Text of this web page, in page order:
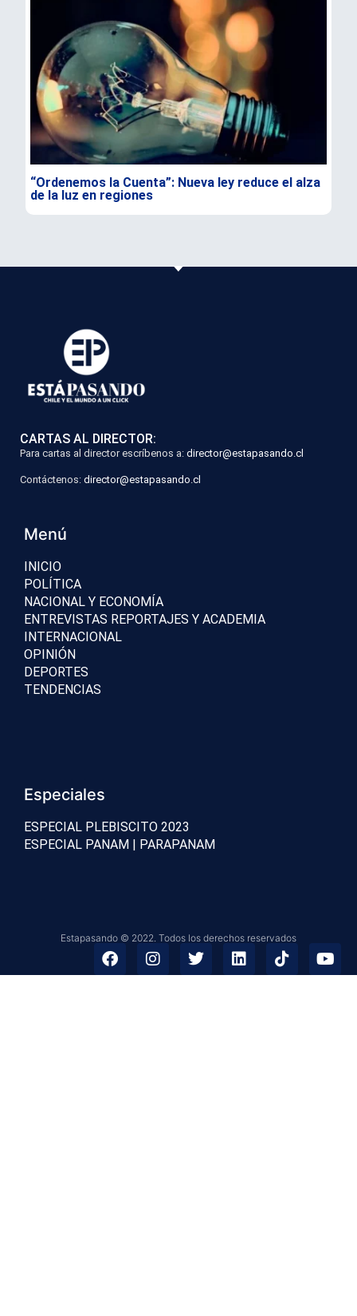
“Ordenemos la Cuenta”: Nueva ley reduce el alza
de la luz en regiones
CARTAS AL DIRECTOR:
Para cartas al director escríbenos a: director@estapasando.cl
Contáctenos: director@estapasando.cl
Menú
INICIO
POLÍTICA
NACIONAL Y ECONOMÍA
ENTREVISTAS REPORTAJES Y ACADEMIA
INTERNACIONAL
OPINIÓN
DEPORTES
TENDENCIAS
Especiales
ESPECIAL PLEBISCITO 2023
ESPECIAL PANAM | PARAPANAM
Estapasando © 2022. Todos los derechos reservados